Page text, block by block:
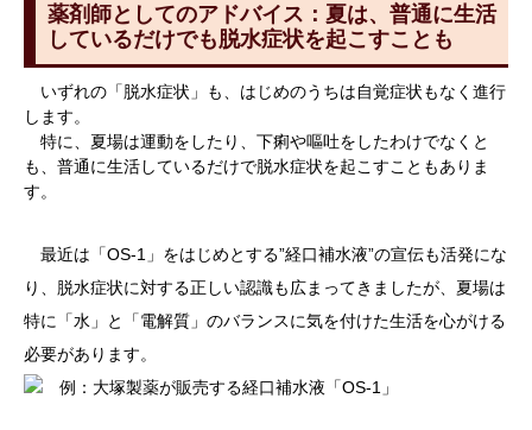
薬剤師としてのアドバイス：夏は、普通に生活
しているだけでも脱水症状を起こすことも
いずれの「脱水症状」も、はじめのうちは自覚症状もなく進行
します。
特に、夏場は運動をしたり、下痢や嘔吐をしたわけでなくと
も、普通に生活しているだけで脱水症状を起こすこともありま
す。
最近は「OS-1」をはじめとする”経口補水液”の宣伝も活発にな
り、脱水症状に対する正しい認識も広まってきましたが、夏場は
特に「水」と「電解質」のバランスに気を付けた生活を心がける
必要があります。
例：大塚製薬が販売する経口補水液「OS-1」